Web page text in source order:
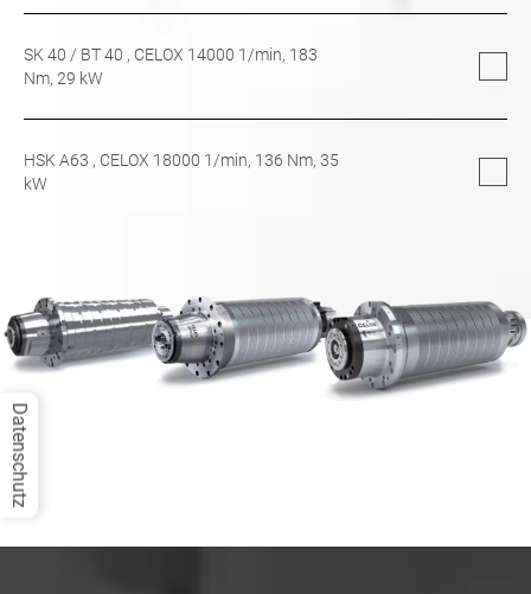
SK 40 / BT 40 , CELOX 14000 1/min, 183
Nm, 29 kW
HSK A63 , CELOX 18000 1/min, 136 Nm, 35
kW
Datenschutz